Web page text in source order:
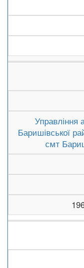
Управління
Баришівської
смт